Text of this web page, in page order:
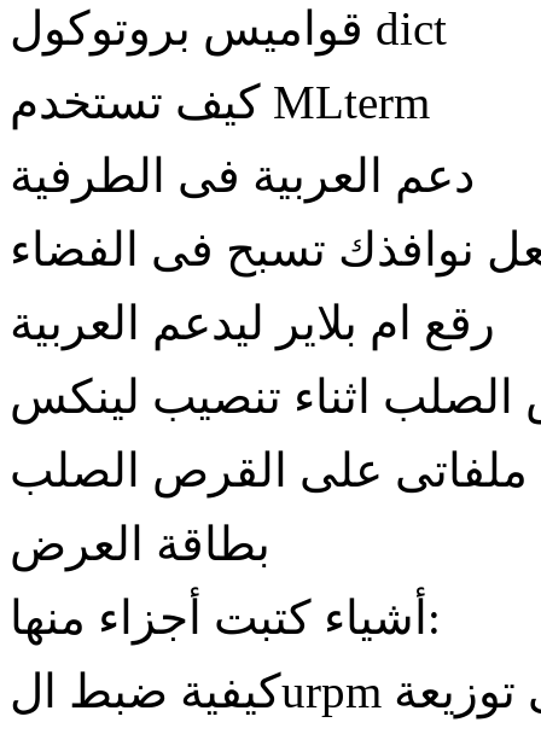
قواميس بروتوكول dict
كيف تستخدم MLterm
دعم العربية فى الطرفية
رقع ام بلاير ليدعم العربية
اثناء تنصيب لينكس
على القرص الصلب
بطاقة العرض
أشياء كتبت أجزاء منها: